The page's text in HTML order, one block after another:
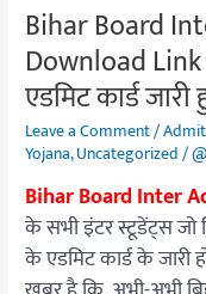
Bihar Board
Download Link
एडमिट कार्ड
Leave a Comment/
Yojana,Uncategorized/
Bihar Board Inter
के सभी इंटर स्टूडेंट्स जो
के एडमिट कार्ड के
इंटर
का
फाइनल
कार्ड
हुआ
यहा
से